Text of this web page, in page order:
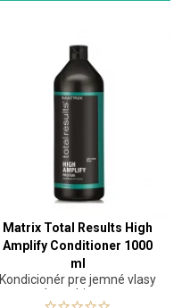
Matrix Total Results High
Amplify Conditioner 1000
ml
Kondicionér pre jemné vlasy
bez objemu